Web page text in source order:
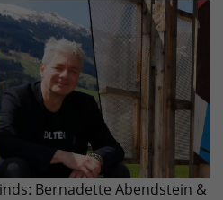
Bernadette Abendstein &